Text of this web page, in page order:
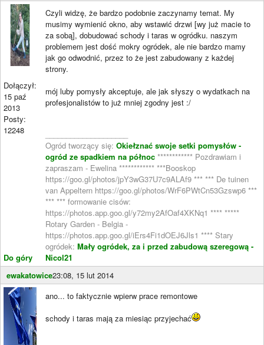
Dołączył:
15 paź
2013
Posty:
12248
Do góry
Czyli widzę, że bardzo podobnie zaczynamy temat. My
musimy wymienić okno, aby wstawić drzwi [wy już macie to
za sobą], dobudować schody i taras w ogródku. naszym
problemem jest dość mokry ogródek, ale nie bardzo mamy
jak go odwodnić, przez to że jest zabudowany z każdej
strony.
mój luby pomysły akceptuje, ale jak słyszy o wydatkach na
profesjonalistów to już mniej zgodny jest :/
Ogród tworzący się: Okiełznać swoje setki pomysłów -
ogród ze spadkiem na północ ************ Pozdrawiam i
zapraszam - Ewelina ************ ***Booskop
https://goo.gl/photos/jpY3wG37U7c9ALAf9 *** *** De tuinen
van Appeltern https://goo.gl/photos/WrF6PWtCn53Gzswp6 ***
*** *** formowanie cisów:
https://photos.app.goo.gl/y72my2AfOaf4XKNq1 **** *****
Rotary Garden - Belgia -
https://photos.app.goo.gl/iErs4Fi1dOEJ6Jls1 **** Stary
ogródek: Mały ogródek, za i przed zabudową szeregową -
Nicol21
ewakatowice23:08, 15 lut 2014
ano... to faktycznie wpierw prace remontowe
schody i taras mają za miesiąc przyjechać